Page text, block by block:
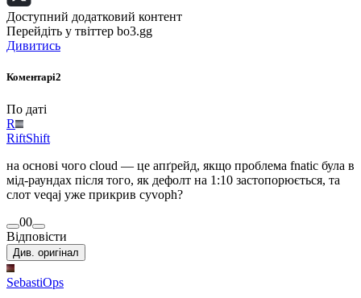
Доступний додатковий контент
Перейдіть у твіттер bo3.gg
Дивитись
Коментарі2
По даті
R
RiftShift
на основі чого cloud — це апґрейд, якщо проблема fnatic була в
мід-раундах після того, як дефолт на 1:10 застопорюється, та
слот veqaj уже прикрив cyvoph?
00
Відповісти
Див. оригінал
SebastiOps